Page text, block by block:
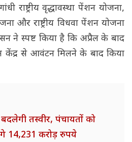
राष्ट्रीय वृद्धावस्था पेंशन योजना,
और राष्ट्रीय विधवा पेंशन योजना
ने स्पष्ट किया है कि अप्रैल के बाद
केंद्र से आवंटन मिलने के बाद किया
तस्वीर, पंचायतों को
14,231 करोड़ रुपये